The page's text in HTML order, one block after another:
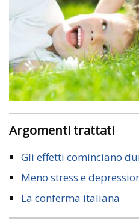
Argomenti trattati
Gli effetti cominciano
Meno stress e
La conferma italiana